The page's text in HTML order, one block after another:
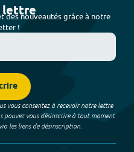
lettre
des nouveautés grâce à notre
!
vous consentez à recevoir notre lettre
vous désinscrire à tout moment
les liens de désinscription.